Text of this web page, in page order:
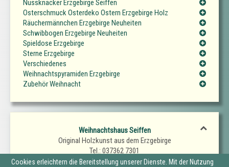
Nussknacker Erzgebirge Seiffen
Osterschmuck Osterdeko Ostern Erzgebirge Holz
Räuchermännchen Erzgebirge Neuheiten
Schwibbogen Erzgebirge Neuheiten
Spieldose Erzgebirge
Sterne Erzgebirge
Verschiedenes
Weihnachtspyramiden Erzgebirge
Zubehör Weihnacht
Weihnachtshaus Seiffen
Original Holzkunst aus dem Erzgebirge
Tel.: 037362 7301
Fax.: 037362 7302
Cookies erleichtern die Bereitstellung unserer Dienste. Mit der Nutzung